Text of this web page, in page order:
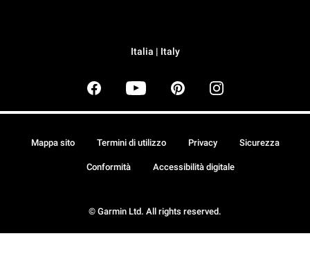
Italia | Italy
© Garmin Ltd. All rights reserved.
Mappa sito Termini di utilizzo Privacy Sicurezza
Conformità Accessibilità digitale